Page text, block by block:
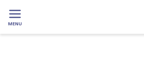
MENU